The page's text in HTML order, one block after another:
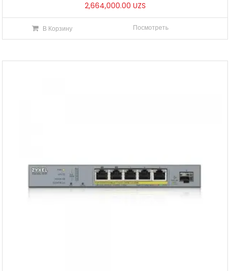
2,664,000.00 UZS
В Корзину Посмотреть